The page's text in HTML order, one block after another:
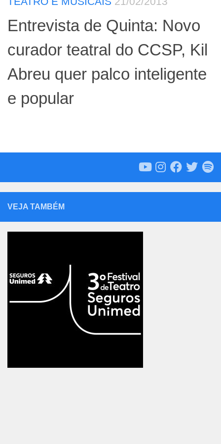
Entrevista de Quinta: Novo
curador teatral do CCSP, Kil
Abreu quer palco inteligente
e popular
VEJA TAMBÉM